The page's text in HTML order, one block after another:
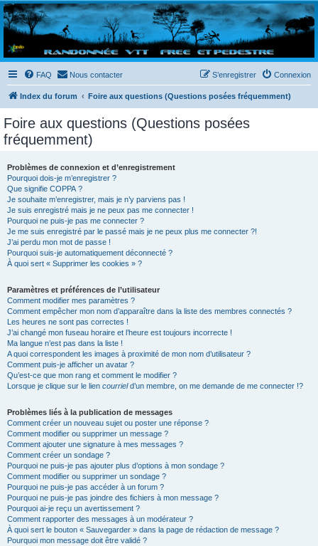
Randovttfree.fr
Bienvenue sur le site des randos vtt et pédestre de Bretagne . Bonne navigation sur le site
et bonnes randos dans l'Ouest !
FAQ Nous contacter Connexion
S’enregistrer
Index du forum Foire aux questions (Questions posées fréquemment)
Foire aux questions (Questions posées
fréquemment)
Problèmes de connexion et d’enregistrement
Pourquoi dois-je m’enregistrer ?
Que signifie COPPA ?
Je souhaite m’enregistrer, mais je n’y parviens pas !
Je suis enregistré mais je ne peux pas me connecter !
Pourquoi ne puis-je pas me connecter ?
Je me suis enregistré par le passé mais je ne peux plus me connecter ?!
J’ai perdu mon mot de passe !
Pourquoi suis-je automatiquement déconnecté ?
À quoi sert « Supprimer les cookies » ?
Paramètres et préférences de l’utilisateur
Comment modifier mes paramètres ?
Comment empêcher mon nom d’apparaître dans la liste des membres connectés ?
Les heures ne sont pas correctes !
J’ai changé mon fuseau horaire et l’heure est toujours incorrecte !
Ma langue n’est pas dans la liste !
A quoi correspondent les images à proximité de mon nom d’utilisateur ?
Comment puis-je afficher un avatar ?
Qu’est-ce que mon rang et comment le modifier ?
Lorsque je clique sur le lien courrield’un membre, on me demande de me connecter !?
Problèmes liés à la publication de messages
Comment créer un nouveau sujet ou poster une réponse ?
Comment modifier ou supprimer un message ?
Comment ajouter une signature à mes messages ?
Comment créer un sondage ?
Pourquoi ne puis-je pas ajouter plus d’options à mon sondage ?
Comment modifier ou supprimer un sondage ?
Pourquoi ne puis-je pas accéder à un forum ?
Pourquoi ne puis-je pas joindre des fichiers à mon message ?
Pourquoi ai-je reçu un avertissement ?
Comment rapporter des messages à un modérateur ?
À quoi sert le bouton « Sauvegarder » dans la page de rédaction de message ?
Pourquoi mon message doit être validé ?